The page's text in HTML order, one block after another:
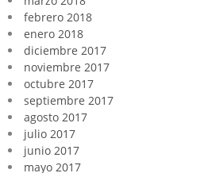
febrero 2018
enero 2018
diciembre 2017
noviembre 2017
octubre 2017
septiembre 2017
agosto 2017
julio 2017
junio 2017
mayo 2017